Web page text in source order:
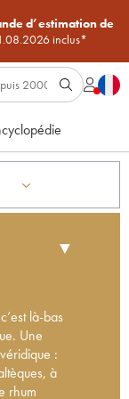
d’estimation de
inclus*
▼
là-bas
Une
:
à
rhum